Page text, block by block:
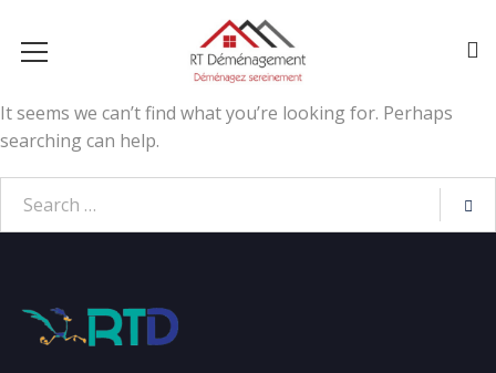
It seems we can’t find what you’re looking for. Perhaps
searching can help.